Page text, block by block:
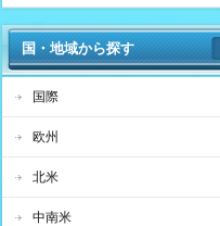
国・地域から探す
国際
欧州
北米
中南米